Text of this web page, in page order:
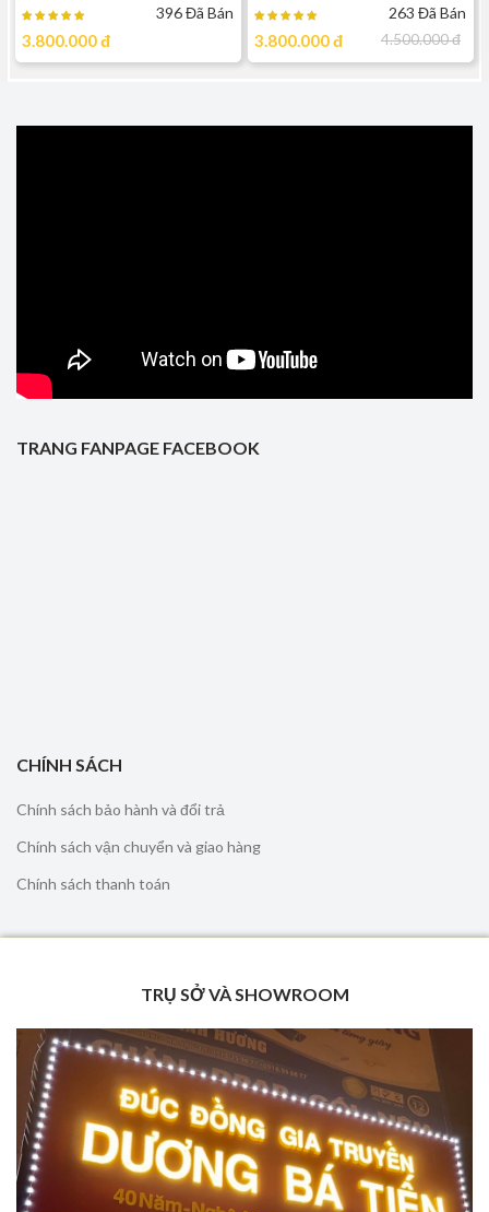
396 Đã Bán
3.800.000đ
263 Đã Bán
3.800.000đ 4.500.000đ
TRANG FANPAGE FACEBOOK
CHÍNH SÁCH
Chính sách bảo hành và đổi trả
Chính sách vận chuyển và giao hàng
Chính sách thanh toán
TRỤ SỞ VÀ SHOWROOM